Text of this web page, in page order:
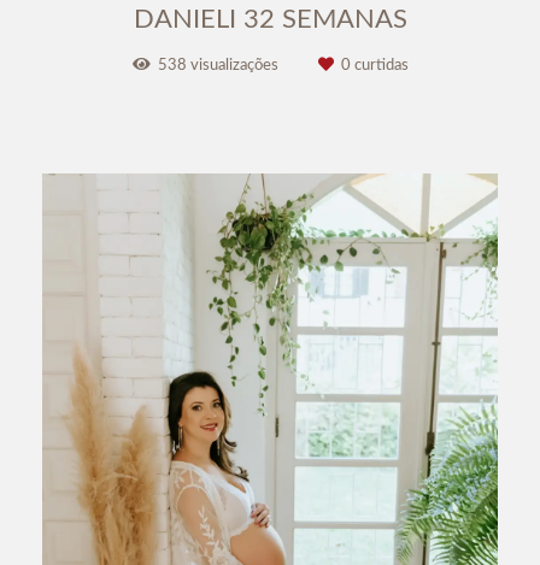
DANIELI 32 SEMANAS
538 visualizações 0 curtidas